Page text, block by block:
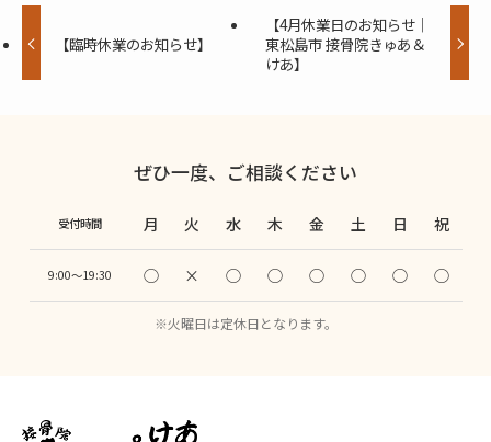
【臨時休業のお知らせ】
【4月休業日のお知らせ｜
東松島市 接骨院きゅあ＆
けあ】
ぜひ一度、ご相談ください
受付時間 月 火 水 木 金 土 日 祝
9:00〜19:30 ◯ × ◯ ◯ ◯ ◯ ◯ ◯
※火曜日は定休日となります。